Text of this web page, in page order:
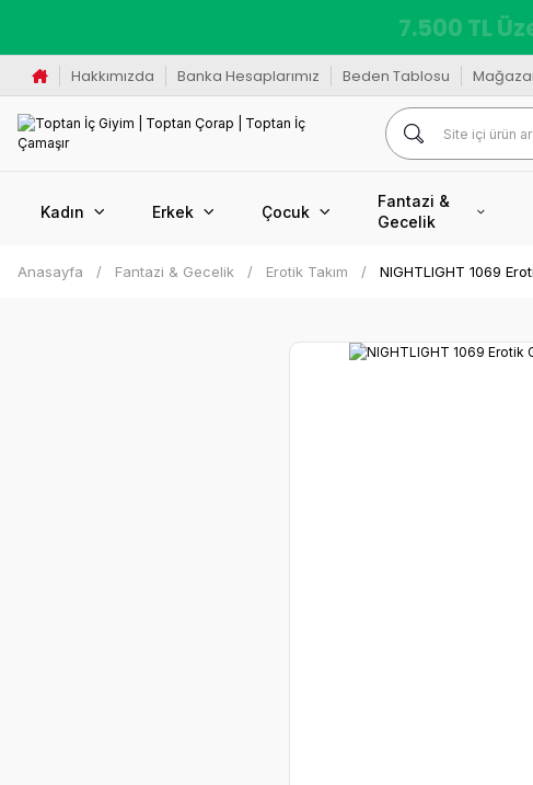
Hakkımızda Banka Hesaplarımız Beden Tablosu
Kadın Erkek Çocuk
Fantazi &
Gecelik
Anasayfa Fantazi & Gecelik Erotik Takım NIGHTLIGHT 1069